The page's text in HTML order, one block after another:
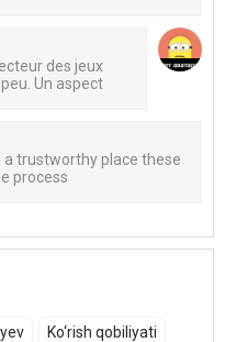
des jeux
Un aspect
a trustworthy place these
process
Ko‘rish qobiliyati